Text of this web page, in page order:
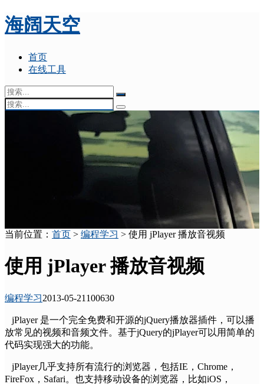
海阔天空
首页
在线工具
当前位置： 首页 > 编程学习 > 使用 jPlayer 播放音视频
使用 jPlayer 播放音视频
编程学习2013-05-21 100630
jPlayer 是一个完全免费和开源的jQuery播放器插件，可以播
放常见的视频和音频文件。基于jQuery的jPlayer可以用简单的
代码实现强大的功能。
jPlayer几乎支持所有流行的浏览器，包括IE，Chrome，
FireFox，Safari。也支持移动设备的浏览器，比如iOS，